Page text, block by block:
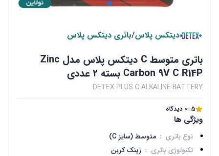
دیتکس پلاس/باتری دیتکس پلاس
باتری متوسط C دیتکس پلاس مدل Zinc
Carbon 9V C R14P بسته 2 عددی
DETEX PLUS C ALKALINE BATTERY
5 0 دیدگاه
ویژگی ها
نوع باتری : متوسط (سایز C)
تکنولوژی باتری : زینک کربن